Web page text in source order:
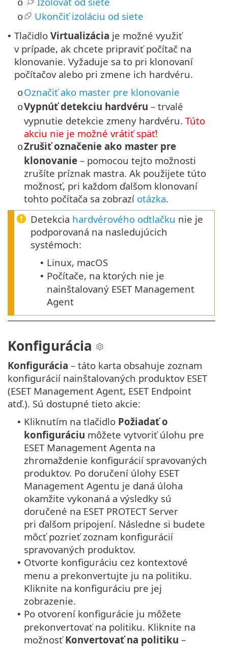
o
o Ukončiť izoláciu od siete
• Tlačidlo Virtualizácia je možné využiť
v prípade, ak chcete pripraviť počítač na
klonovanie. Vyžaduje sa to pri klonovaní
počítačov alebo pri zmene ich hardvéru.
oOznačiť ako master pre klonovanie
oVypnúť detekciu hardvéru – trvalé
vypnutie detekcie zmeny hardvéru. Túto
akciu nie je možné vrátiť späť!
oZrušiť označenie ako master pre
klonovanie – pomocou tejto možnosti
zrušíte príznak mastra. Ak použijete túto
možnosť, pri každom ďalšom klonovaní
tohto počítača sa zobrazí otázka.
Detekcia hardvérového odtlačku nie je
podporovaná na nasledujúcich
systémoch:
• Linux, macOS
• Počítače, na ktorých nie je
nainštalovaný ESET Management
Agent
Konfigurácia
Konfigurácia – táto karta obsahuje zoznam
konfigurácií nainštalovaných produktov ESET
(ESET Management Agent, ESET Endpoint
atď.). Sú dostupné tieto akcie:
• Kliknutím na tlačidlo Požiadať o
konfiguráciu môžete vytvoriť úlohu pre
ESET Management Agenta na
zhromaždenie konfigurácií spravovaných
produktov. Po doručení úlohy ESET
Management Agentu je daná úloha
okamžite vykonaná a výsledky sú
doručené na ESET PROTECT Server
pri ďalšom pripojení. Následne si budete
môcť pozrieť zoznam konfigurácií
spravovaných produktov.
• Otvorte konfiguráciu cez kontextové
menu a prekonvertujte ju na politiku.
Kliknite na konfiguráciu pre jej
zobrazenie.
• Po otvorení konfigurácie ju môžete
prekonvertovať na politiku. Kliknite na
možnosťKonvertovať na politiku –